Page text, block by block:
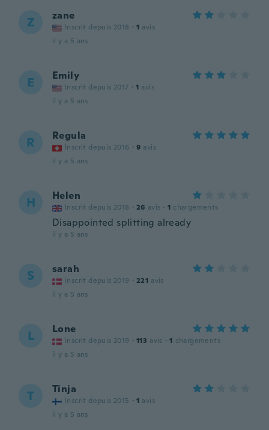
Z zane
Inscrit depuis 2018 · 1 avis
il y a 5 ans
E Emily
Inscrit depuis 2017 · 1 avis
il y a 5 ans
R Regula
Inscrit depuis 2016 · 9 avis
il y a 5 ans
H Helen
Inscrit depuis 2018 · 26 avis · 1 chargements
Disappointed splitting already
il y a 5 ans
S sarah
Inscrit depuis 2019 · 221 avis
il y a 5 ans
L Lone
Inscrit depuis 2019 · 113 avis · 1 chargements
il y a 5 ans
T Tinja
Inscrit depuis 2015 · 1 avis
il y a 5 ans